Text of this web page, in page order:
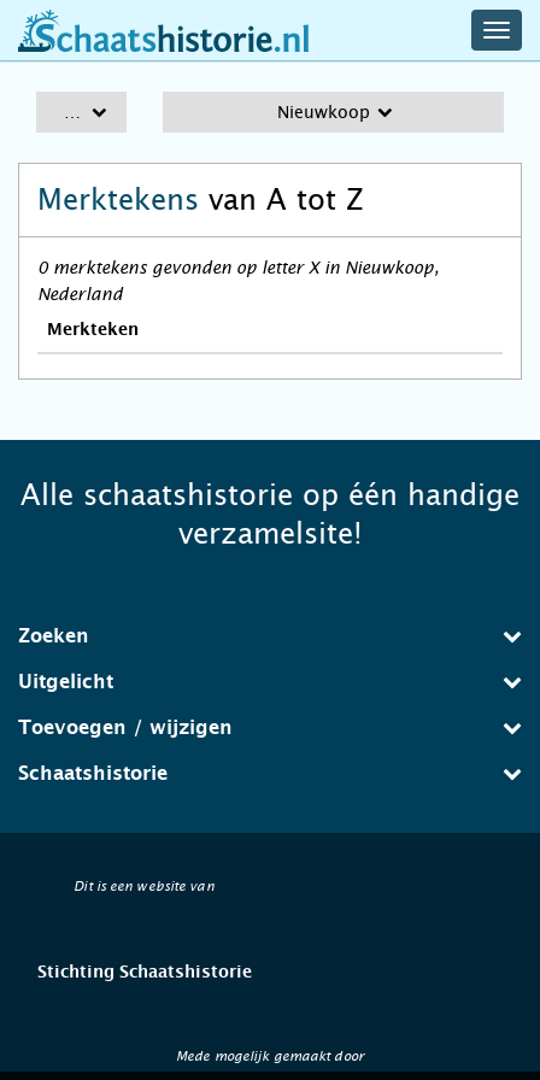
schaatshistorie.nl
Nieuwkoop
Merktekens van A tot Z
0 merktekens gevonden op letter X in Nieuwkoop,
Nederland
Merkteken
Alle schaatshistorie op één handige
verzamelsite!
Zoeken
Uitgelicht
Toevoegen / wijzigen
Schaatshistorie
Dit is een website van
Stichting Schaatshistorie
Mede mogelijk gemaakt door